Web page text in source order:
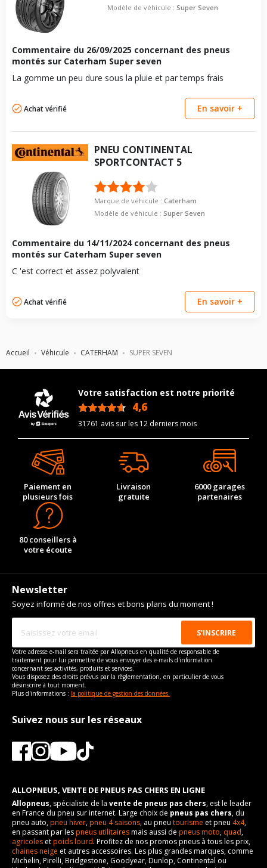
Accueil Véhicule CATERHAM SUPER SEVEN
Modèle de véhicule : Super Seven
Commentaire du 26/09/2025 concernant des pneus
montés sur Caterham Super seven
La gomme un peu dure sous la pluie et par temps frais
Achat vérifié En savoir +
PNEU CONTINENTAL
SPORTCONTACT 5
Marque de véhicule :Caterham
Modèle de véhicule :Super Seven
Commentaire du 14/11/2024concernant des pneus
montés sur Caterham Super seven
C 'est correct et assez polyvalent
Achat vérifié En savoir +
Votre satisfaction est notre priorité
4,6
31761 avis sur les 12 derniers mois
Paiement en
plusieurs fois
Livraison
gratuite
6000 garages
partenaires
80 conseillers à
votre écoute
Newsletter
Soyez informé de nos offres et bons plans du moment !
Votre adresse e-mail sera traitée par Allopneus en qualité de responsable de
traitement pour lui permettre de vous envoyer des e-mails d'information
concernant ses activités, produits et services.
Vous disposez des droits prévus par la règlementation, en particulier de vous
désinscrire à tout moment.
Plus d'informations : la politique de gestion des données.
Suivez nous sur les réseaux
ALLOPNEUS, VENTE DE PNEUS PAS CHERS EN LIGNE
Allopneus, spécialiste de la vente de pneus pas chers, est le leader
en France du pneu sur internet. Large choix de pneus pas chers, du
pneu auto,pneu hiver,pneu 4 saisons, au pneu tourisme et pneu 4x4,
en passant par lespneus utilitairesmais aussi de pneus moto, quad,
agricoles etpoids lourd. Profitez de nos promos pneus à tous les prix,
chaines neige et autres accessoires. Les plus grandes marques, comme
Michelin, Pirelli, Bridgestone, Goodyear, Dunlop, Continental ou